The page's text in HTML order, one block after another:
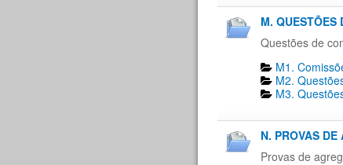
M. QUESTÕES
Questões de
M1.
M2.
M3.
N. PROVAS
Provas de